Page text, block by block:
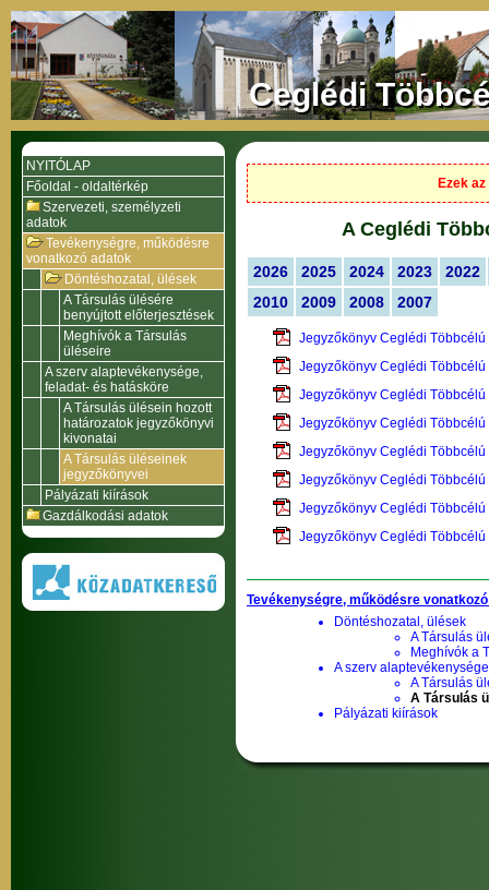
Ceglédi
NYITÓLAP
Főoldal - oldaltérkép
Szervezeti, személyzeti
adatok
Tevékenységre, működésre
vonatkozó adatok
Döntéshozatal, ülések
A Társulás ülésére
benyújtott előterjesztések
Meghívók a Társulás
üléseire
A szerv alaptevékenysége,
feladat- és hatásköre
A Társulás ülésein hozott
határozatok jegyzőkönyvi
kivonatai
A Társulás üléseinek
jegyzőkönyvei
Pályázati kiírások
Gazdálkodási adatok
Ezek
A Ceglédi
2026 2025 2024 2023
2022
2010
2009 2008 2007
Jegyzőkönyv Ceglédi
Jegyzőkönyv Ceglédi
Jegyzőkönyv Ceglédi
Jegyzőkönyv Ceglédi
Jegyzőkönyv Ceglédi
Jegyzőkönyv Ceglédi
Jegyzőkönyv Ceglédi
Jegyzőkönyv Ceglédi
Tevékenységre, működésre
Döntéshozatal, ülések
A Társulás
Meghívók a
A szerv
A Társulás
A Társulás
Pályázati kiírások